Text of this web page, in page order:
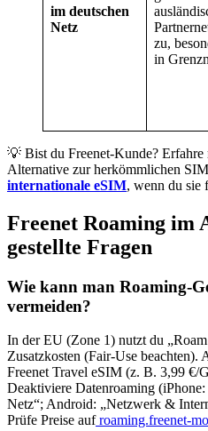
im deutschen
Netz
zu,
in
💡 Bist du Freenet-Kunde? Erfahre
Alternative zur herkömmlichen
internationale eSIM, wenn du sie
Freenet Roaming im
gestellte Fragen
Wie kann man Roaming-
vermeiden?
In der EU (Zone 1) nutzt du
Zusatzkosten (Fair-Use
Freenet Travel eSIM (z. B. 3,99
Deaktiviere Datenroaming
Netz“; Android: „Netzwerk &
Prüfe Preise auf roaming.freenet-